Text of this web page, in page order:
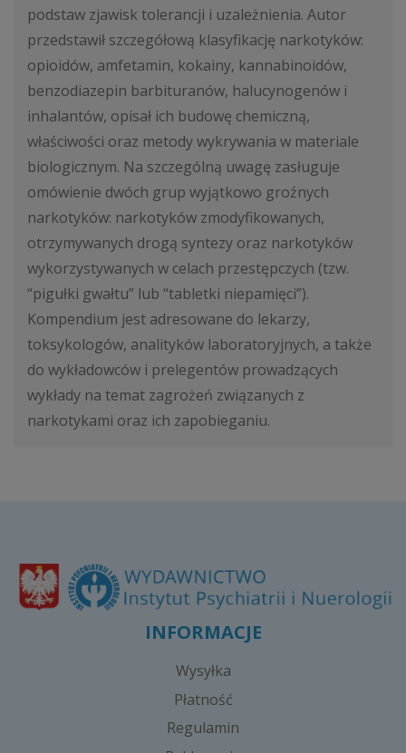
podstaw zjawisk tolerancji i uzależnienia. Autor
przedstawił szczegółową klasyfikację narkotyków:
opioidów, amfetamin, kokainy, kannabinoidów,
benzodiazepin barbituranów, halucynogenów i
inhalantów, opisał ich budowę chemiczną,
właściwości oraz metody wykrywania w materiale
biologicznym. Na szczególną uwagę zasługuje
omówienie dwóch grup wyjątkowo groźnych
narkotyków: narkotyków zmodyfikowanych,
otrzymywanych drogą syntezy oraz narkotyków
wykorzystywanych w celach przestępczych (tzw.
“pigułki gwałtu” lub “tabletki niepamięci”).
Kompendium jest adresowane do lekarzy,
toksykologów, analityków laboratoryjnych, a także
do wykładowców i prelegentów prowadzących
wykłady na temat zagrożeń związanych z
narkotykami oraz ich zapobieganiu.
INFORMACJE
Wysyłka
Płatność
Regulamin